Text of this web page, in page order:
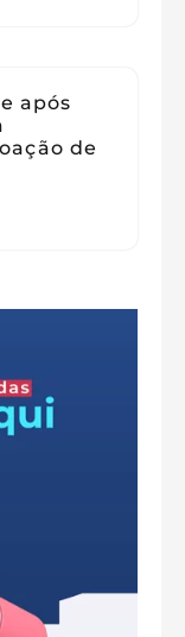
após
de